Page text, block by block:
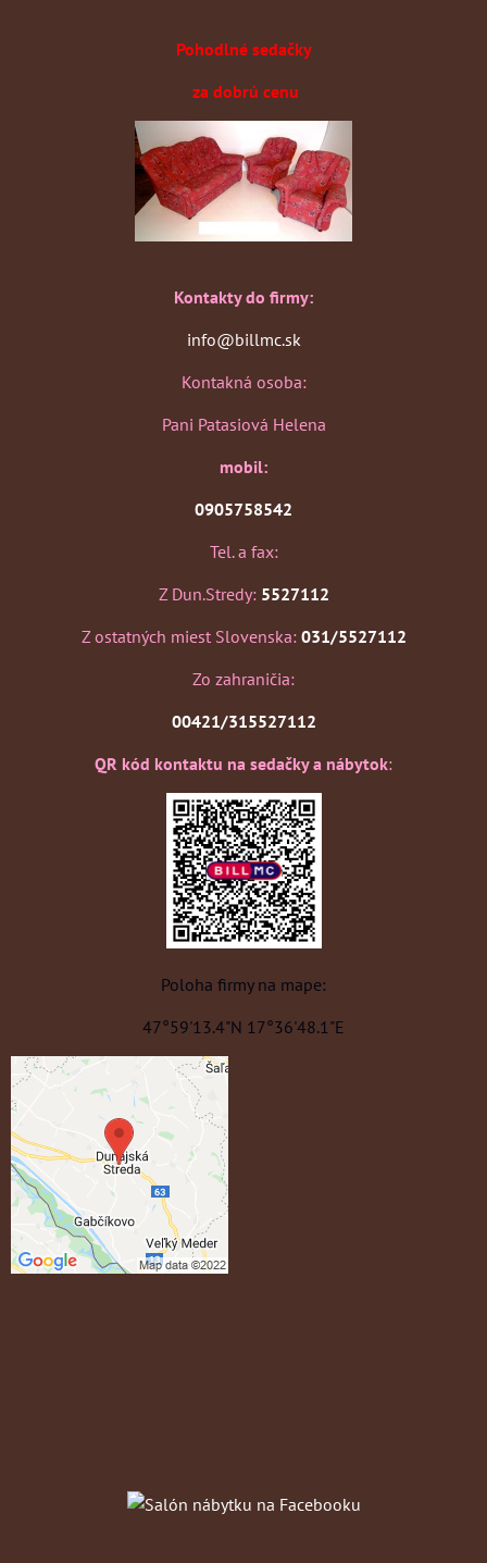
Pohodlné sedačky
za dobrú cenu
Kontakty do firmy:
info@billmc.sk
Kontakná osoba:
Pani Patasiová Helena
mobil:
0905758542
Tel. a fax:
Z Dun.Stredy: 5527112
Z ostatných miest Slovenska: 031/5527112
Zo zahraničia:
00421/315527112
QR kód kontaktu na sedačky a nábytok:
Poloha firmy na mape:
47°59'13.4"N 17°36'48.1"E